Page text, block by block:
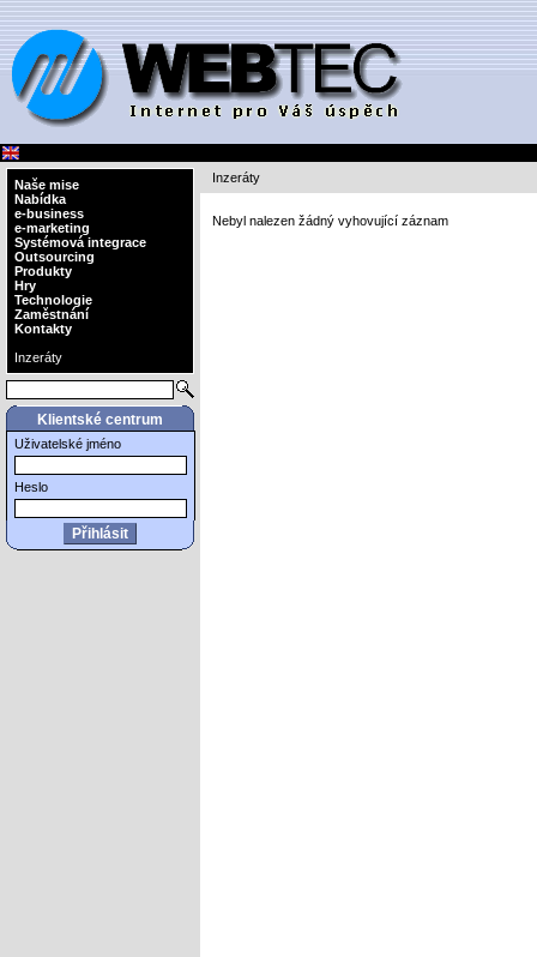
Naše mise
Nabídka
e-business
e-marketing
Systémová integrace
Outsourcing
Produkty
Hry
Technologie
Zaměstnání
Kontakty
Inzeráty
Klientské centrum
Uživatelské jméno
Heslo
Inzeráty
Nebyl nalezen žádný vyhovující záznam